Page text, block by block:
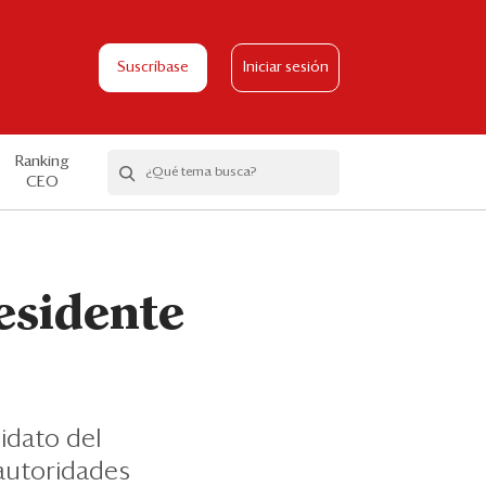
Suscríbase Iniciar sesión
Ranking
CEO
del